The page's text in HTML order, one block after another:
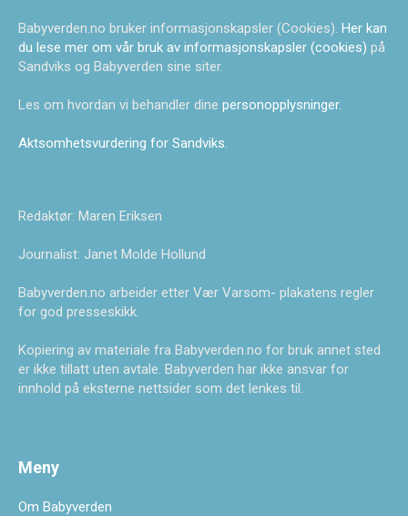
Babyverden.no bruker informasjonskapsler (Cookies). Her kan
du lese mer om vår bruk av informasjonskapsler (cookies) på
Sandviks og Babyverden sine siter.
Les om hvordan vi behandler dine personopplysninger.
Aktsomhetsvurdering for Sandviks.
Redaktør: Maren Eriksen
Journalist: Janet Molde Hollund
Babyverden.no arbeider etter Vær Varsom- plakatens regler
for god presseskikk.
Kopiering av materiale fra Babyverden.no for bruk annet sted
er ikke tillatt uten avtale. Babyverden har ikke ansvar for
innhold på eksterne nettsider som det lenkes til.
Meny
Om Babyverden